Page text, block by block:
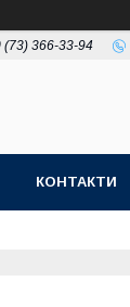
(73) 366-33-94
КОНТАКТИ